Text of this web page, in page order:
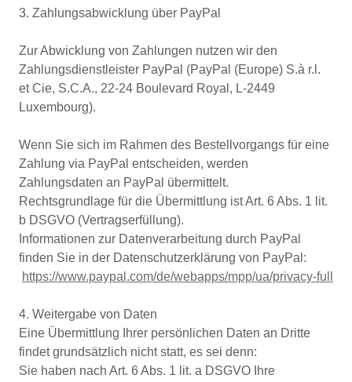
3. Zahlungsabwicklung über PayPal
Zur Abwicklung von Zahlungen nutzen wir den
Zahlungsdienstleister PayPal (PayPal (Europe) S.à r.l.
et Cie, S.C.A., 22-24 Boulevard Royal, L-2449
Luxembourg).
Wenn Sie sich im Rahmen des Bestellvorgangs für eine
Zahlung via PayPal entscheiden, werden
Zahlungsdaten an PayPal übermittelt.
Rechtsgrundlage für die Übermittlung ist Art. 6 Abs. 1 lit.
b DSGVO (Vertragserfüllung).
Informationen zur Datenverarbeitung durch PayPal
finden Sie in der Datenschutzerklärung von PayPal:
https://www.paypal.com/de/webapps/mpp/ua/privacy-full
4. Weitergabe von Daten
Eine Übermittlung Ihrer persönlichen Daten an Dritte
findet grundsätzlich nicht statt, es sei denn:
Sie haben nach Art. 6 Abs. 1 lit. a DSGVO Ihre